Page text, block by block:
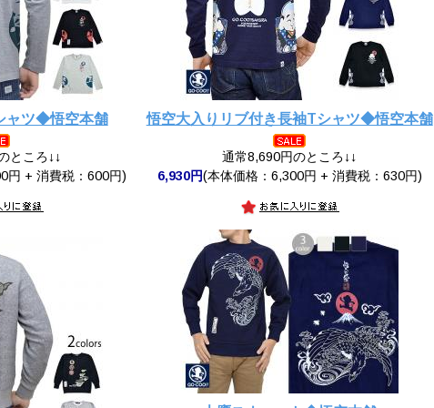
ャツ◆悟空本舗
ところ↓↓
円 + 消費税：600円)
悟空大入りリブ付き長袖Tシャツ◆悟空本舗
通常8,690円のところ↓↓
6,930円(本体価格：6,300円 + 消費税：630円)